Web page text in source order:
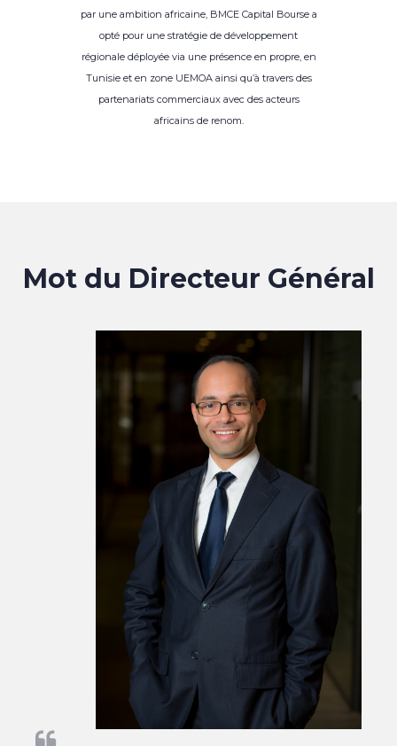
par une ambition africaine, BMCE Capital Bourse a
opté pour une stratégie de développement
régionale déployée via une présence en propre, en
Tunisie et en zone UEMOA ainsi qu’à travers des
partenariats commerciaux avec des acteurs
africains de renom.
Mot du Directeur Général